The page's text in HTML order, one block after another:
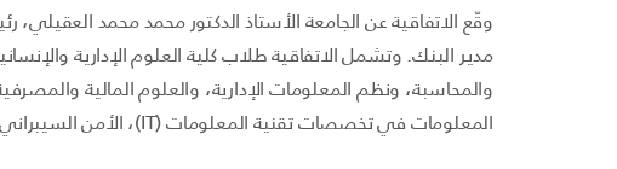
وقّع الاتفاقية عن الجامعة الأستاذ الدكتور محمد محمد
مدير البنك. وتشمل الاتفاقية طلاب كلية العلوم الإدارية
والمحاسبة، ونظم المعلومات الإدارية، والعلوم المالية
المعلومات في تخصصات تقنية المعلومات (IT)، الأمن السيبراني، وهندسة الاتصالات والشبكات.